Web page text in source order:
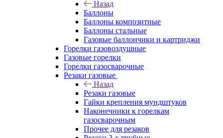
Назад
Баллоны
Баллоны композитные
Баллоны стальные
Газовые баллончики и картриджи
Горелки газовоздушные
Газовые горелки
Горелки газосварочные
Резаки газовые
Назад
Резаки газовые
Гайки крепления мундштуков
Наконечники к горелкам
газосварочным
Прочее для резаков